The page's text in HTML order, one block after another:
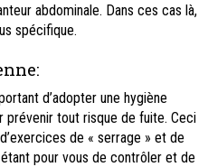
abdominale. Dans ces cas là,
spécifique.
d’adopter une hygiène
prévenir tout risque de fuite. Ceci
de « serrage » et de
pour vous de contrôler et de